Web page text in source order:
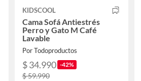
KIDSCOOL
Cama Sofá Antiestrés
Perro y Gato M Café
Lavable
Por Todoproductos
$ 34.990 -42%
$ 59.990